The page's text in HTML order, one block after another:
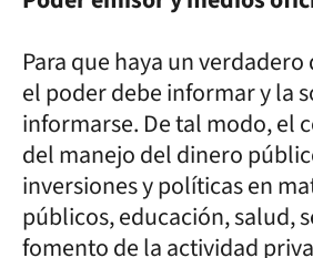
Para que haya un
el poder debe informar y la
informarse. De tal modo, el
del manejo del dinero
inversiones y políticas en
públicos, educación, salud,
fomento de la actividad